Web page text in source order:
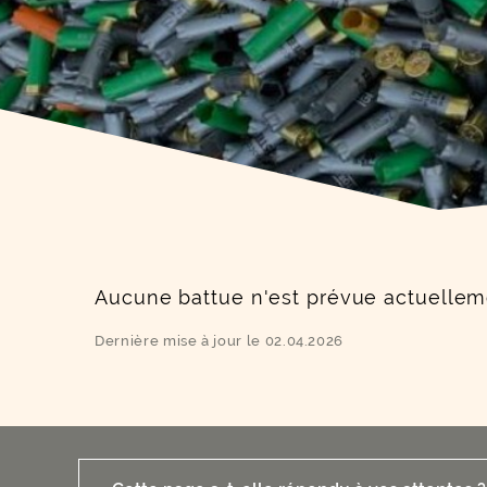
Aucune battue n'est prévue
Dernière mise à jour le 02.04.2026